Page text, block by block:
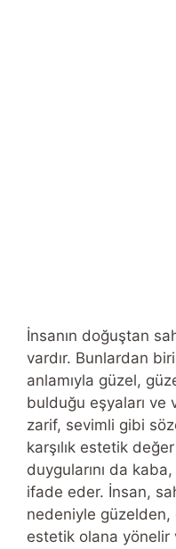
İnsanın doğuştan
vardır. Bunlardan
anlamıyla güzel,
bulduğu eşyaları ve
zarif, sevimli gibi
karşılık estetik
duygularını da
ifade eder. İnsan,
nedeniyle güzelden,
estetik olana yönelir